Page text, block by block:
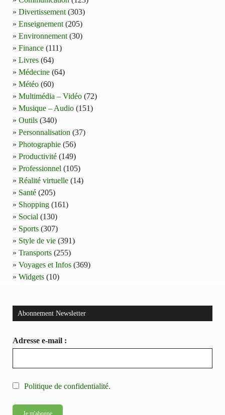
Divertissement (303)
Enseignement (205)
Environnement (30)
Finance (111)
Livres (64)
Médecine (64)
Météo (60)
Multimédia – Vidéo (72)
Musique – Audio (151)
Outils (340)
Personnalisation (37)
Photographie (56)
Productivité (149)
Professionnel (105)
Réalité virtuelle (14)
Santé (205)
Shopping (161)
Social (130)
Sports (307)
Style de vie (391)
Transports (255)
Voyages et Infos (369)
Widgets (10)
Abonnement Newsletter
Adresse e-mail :
Politique de confidentialité.